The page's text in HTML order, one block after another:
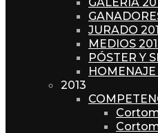
JURADO
MEDIOS
PÓSTER Y
2013